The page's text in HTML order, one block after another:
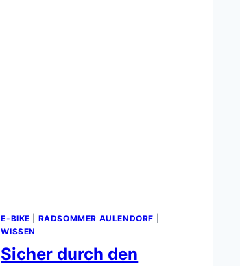
E-BIKE RADSOMMER AULENDORF
WISSEN
Sicher durch den